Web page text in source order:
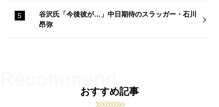
谷沢氏「今後彼が…」中日期待のスラッガー・石川
昂弥
おすすめ記事